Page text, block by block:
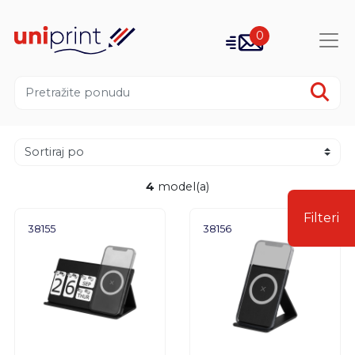
0
Filteri
4 model(a)
38155 38156